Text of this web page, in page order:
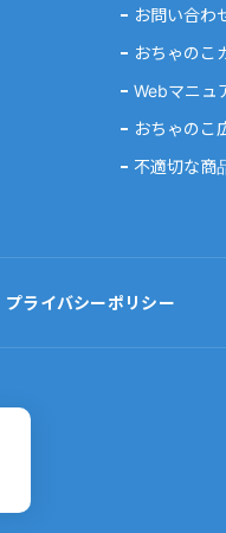
お問い合わ
おちゃのこ
Webマニュ
おちゃのこ
不適切な商
プライバシーポリシー